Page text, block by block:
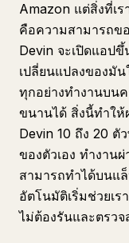
Amazon แต่สิ่งที่เร
คือความสามารถข
Devin จะเปิดแอป
เปลี่ยนแปลงของมัน
ทุกอย่างทำงานบน
ขนานได้ สิ่งนี้ทำให้
Devin 10 ถึง 20 ตั
ของตัวเอง ทำงาน
สามารถทำได้บนแ
อัตโนมัติเริ่มช่วยเร
ไม่ต้องรันและตรว